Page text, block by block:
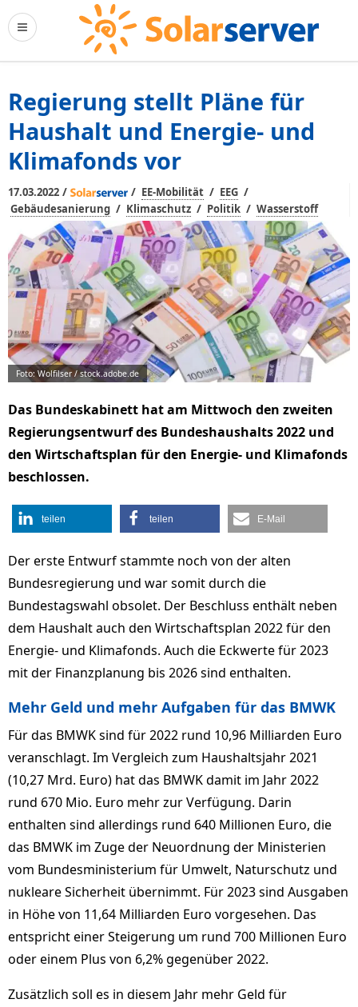
Regierung stellt Pläne für
Haushalt und Energie- und
Klimafonds vor
17.03.2022 / / EE-Mobilität / EEG /
Gebäudesanierung / Klimaschutz / Politik / Wasserstoff
Foto: Wolfilser / stock.adobe.de
Das Bundeskabinett hat am Mittwoch den zweiten
Regierungsentwurf des Bundeshaushalts 2022 und
den Wirtschaftsplan für den Energie- und Klimafonds
beschlossen.
teilen teilen E-Mail
Der erste Entwurf stammte noch von der alten
Bundesregierung und war somit durch die
Bundestagswahl obsolet. Der Beschluss enthält neben
dem Haushalt auch den Wirtschaftsplan 2022 für den
Energie- und Klimafonds. Auch die Eckwerte für 2023
mit der Finanzplanung bis 2026 sind enthalten.
Mehr Geld und mehr Aufgaben für das BMWK
Für das BMWK sind für 2022 rund 10,96 Milliarden Euro
veranschlagt. Im Vergleich zum Haushaltsjahr 2021
(10,27 Mrd. Euro) hat das BMWK damit im Jahr 2022
rund 670 Mio. Euro mehr zur Verfügung. Darin
enthalten sind allerdings rund 640 Millionen Euro, die
das BMWK im Zuge der Neuordnung der Ministerien
vom Bundesministerium für Umwelt, Naturschutz und
nukleare Sicherheit übernimmt. Für 2023 sind Ausgaben
in Höhe von 11,64 Milliarden Euro vorgesehen. Das
entspricht einer Steigerung um rund 700 Millionen Euro
oder einem Plus von 6,2% gegenüber 2022.
Zusätzlich soll es in diesem Jahr mehr Geld für